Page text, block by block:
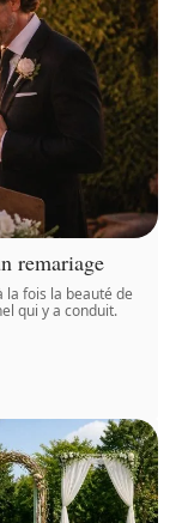
remariage
la fois la beauté de
qui y a conduit.